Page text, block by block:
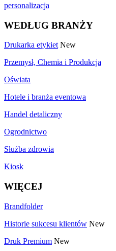
personalizacja
WEDŁUG BRANŻY
Drukarka etykiet New
Przemysł, Chemia i Produkcja
Oświata
Hotele i branża eventowa
Handel detaliczny
Ogrodnictwo
Służba zdrowia
Kiosk
WIĘCEJ
Brandfolder
Historie sukcesu klientów New
Druk Premium New